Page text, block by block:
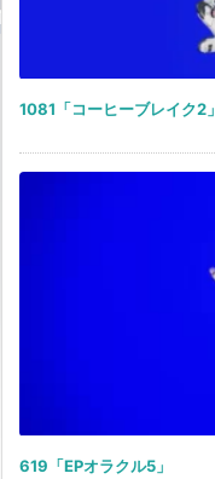
1081「コーヒーブレイク2」
619「EPオラクル5」